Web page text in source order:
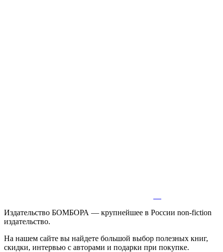
Издательство БОМБОРА — крупнейшее в России non-fiction
издательство.
На нашем сайте вы найдете большой выбор полезных книг,
скидки, интервью с авторами и подарки при покупке.